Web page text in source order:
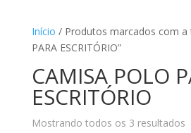
Início / Produtos marcados com a
PARA ESCRITÓRIO”
CAMISA POLO
ESCRITÓRIO
Mostrando todos os 3 resultados